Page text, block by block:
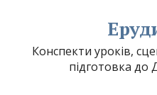
Конспекти уроків,
підготовка